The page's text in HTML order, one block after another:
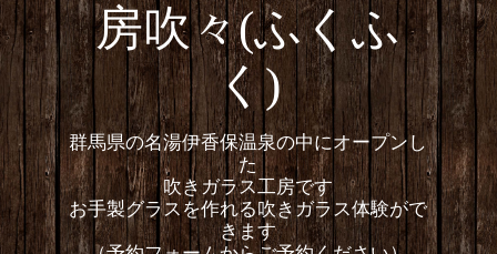
房吹々(ふくふ
く)
群馬県の名湯伊香保温泉の中にオープンし
た
吹きガラス工房です
お手製グラスを作れる吹きガラス体験がで
きます